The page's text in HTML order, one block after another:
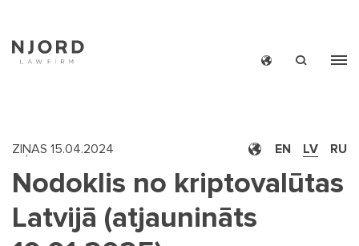
EN LV RU
ZIŅAS 15.04.2024
Nodoklis no kriptovalūtas
Latvijā (atjaunināts